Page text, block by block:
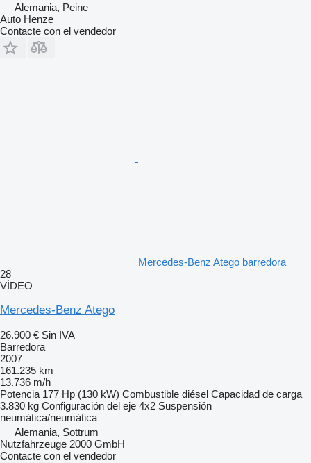
Alemania, Peine
Auto Henze
Contacte con el vendedor
Mercedes-Benz Atego barredora
28
VÍDEO
Mercedes-Benz Atego
26.900 € Sin IVA
Barredora
2007
161.235 km
13.736 m/h
Potencia 177 Hp (130 kW) Combustible diésel Capacidad de carga
3.830 kg Configuración del eje 4x2 Suspensión
neumática/neumática
Alemania, Sottrum
Nutzfahrzeuge 2000 GmbH
Contacte con el vendedor